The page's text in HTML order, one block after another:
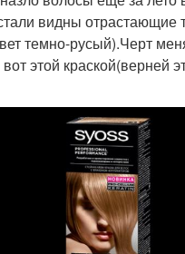
видны отрастающие
темно-русый).Черт
этой краской(верней